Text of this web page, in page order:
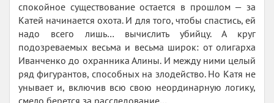
спокойное существование остается в прошлом — за
Катей начинается охота. И для того, чтобы спастись, ей
надо всего лишь… вычислить убийцу. А круг
подозреваемых весьма и весьма широк: от олигарха
Иванченко до охранника Алины. И между ними целый
ряд фигурантов, способных на злодейство. Но Катя не
унывает и, включив всю свою неординарную логику,
смело берется за расследование…